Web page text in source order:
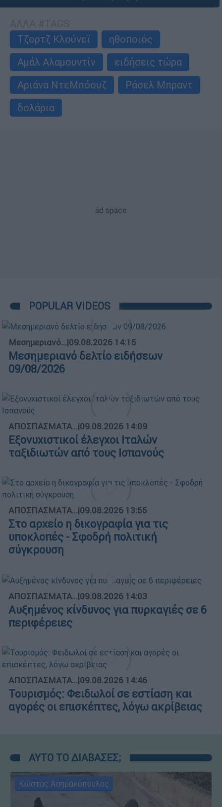
Τζορτζ Κλούνεϊ
ηθοποιός
Αμάλ Αλαμουντίν
ειδήσεις τώρα
Αριάνα ΝτεΜπόουζ
Ράσελ Μπραντ
δολάρια
POPULAR VIDEOS
Μεσημεριανό...|09.08.2026 14:15
Μεσημεριανό δελτίο ειδήσεων
09/08/2026
ΑΠΟΣΠΑΣΜΑΤΑ...|09.08.2026 14:09
Εξονυχιστικοί έλεγχοι Ιταλών
ταξιδιωτών από τους Ισπανούς
ΑΠΟΣΠΑΣΜΑΤΑ...|09.08.2026 13:55
Στο αρχείο η δικογραφία για τις
υποκλοπές - Σφοδρή πολιτική
σύγκρουση
ΑΠΟΣΠΑΣΜΑΤΑ...|09.08.2026 14:03
Αυξημένος κίνδυνος για πυρκαγιές σε 6
περιφέρειες
ΑΠΟΣΠΑΣΜΑΤΑ...|09.08.2026 14:46
Τουρισμός: Φειδωλοί σε εστίαση και
αγορές οι επισκέπτες, λόγω ακρίβειας
ΑΥΤΟ ΤΟ ΔΙΑΒΑΣΕΣ;
Κώστας Ασημακόπουλος